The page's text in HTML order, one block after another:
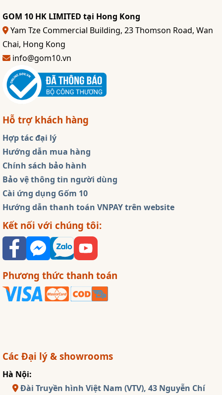
GOM 10 HK LIMITED tại Hong Kong
Yam Tze Commercial Building, 23 Thomson Road, Wan
Chai, Hong Kong
info@gom10.vn
Hỗ trợ khách hàng
Hợp tác đại lý
Hướng dẫn mua hàng
Chính sách bảo hành
Bảo vệ thông tin người dùng
Cài ứng dụng Gốm 10
Hướng dẫn thanh toán VNPAY trên website
Kết nối với chúng tôi:
Phương thức thanh toán
Các Đại lý & showrooms
Hà Nội:
Đài Truyền hình Việt Nam (VTV), 43 Nguyễn Chí